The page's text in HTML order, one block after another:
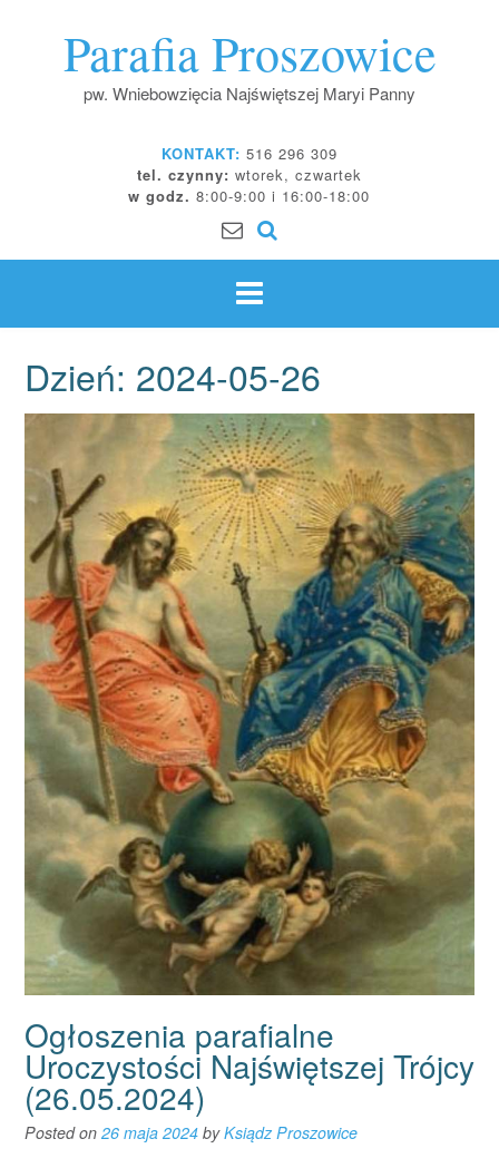
Parafia Proszowice
pw. Wniebowzięcia Najświętszej Maryi Panny
KONTAKT: 516 296 309
tel. czynny: wtorek, czwartek
w godz. 8:00-9:00 i 16:00-18:00
Dzień: 2024-05-26
Ogłoszenia parafialne
Uroczystości Najświętszej Trójcy
(26.05.2024)
Posted on 26 maja 2024 byKsiądz Proszowice